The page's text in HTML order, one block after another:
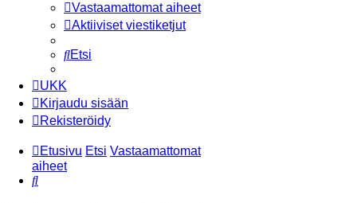
Vastaamattomat aiheet
Aktiiviset viestiketjut
Etsi
UKK
Kirjaudu sisään
Rekisteröidy
Etusivu Etsi Vastaamattomat
aiheet
Etsi